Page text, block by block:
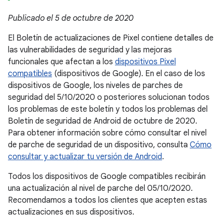
Publicado el 5 de octubre de 2020
El Boletín de actualizaciones de Pixel contiene detalles de
las vulnerabilidades de seguridad y las mejoras
funcionales que afectan a los dispositivos Pixel
compatibles (dispositivos de Google). En el caso de los
dispositivos de Google, los niveles de parches de
seguridad del 5/10/2020 o posteriores solucionan todos
los problemas de este boletín y todos los problemas del
Boletín de seguridad de Android de octubre de 2020.
Para obtener información sobre cómo consultar el nivel
de parche de seguridad de un dispositivo, consulta Cómo
consultar y actualizar tu versión de Android.
Todos los dispositivos de Google compatibles recibirán
una actualización al nivel de parche del 05/10/2020.
Recomendamos a todos los clientes que acepten estas
actualizaciones en sus dispositivos.